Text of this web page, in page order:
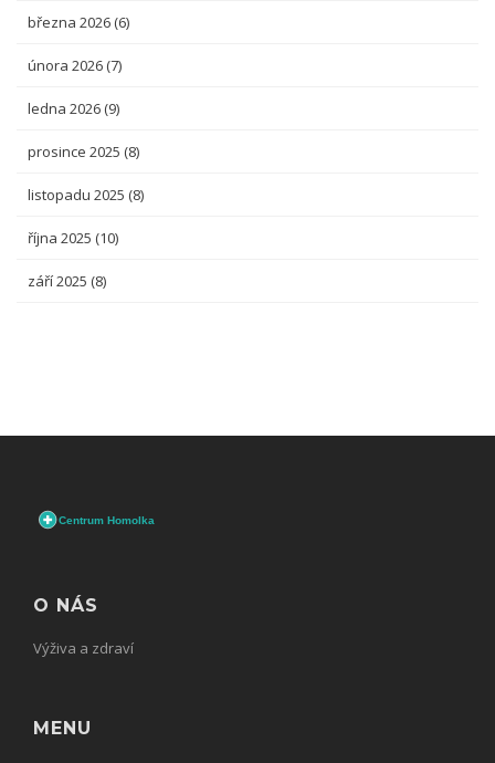
března 2026 (6)
února 2026 (7)
ledna 2026 (9)
prosince 2025 (8)
listopadu 2025 (8)
října 2025 (10)
září 2025 (8)
O NÁS
Výživa a zdraví
MENU